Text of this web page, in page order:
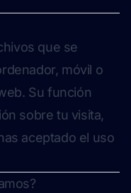
que se
móvil o
Su función
sobre tu visita,
aceptado el uso